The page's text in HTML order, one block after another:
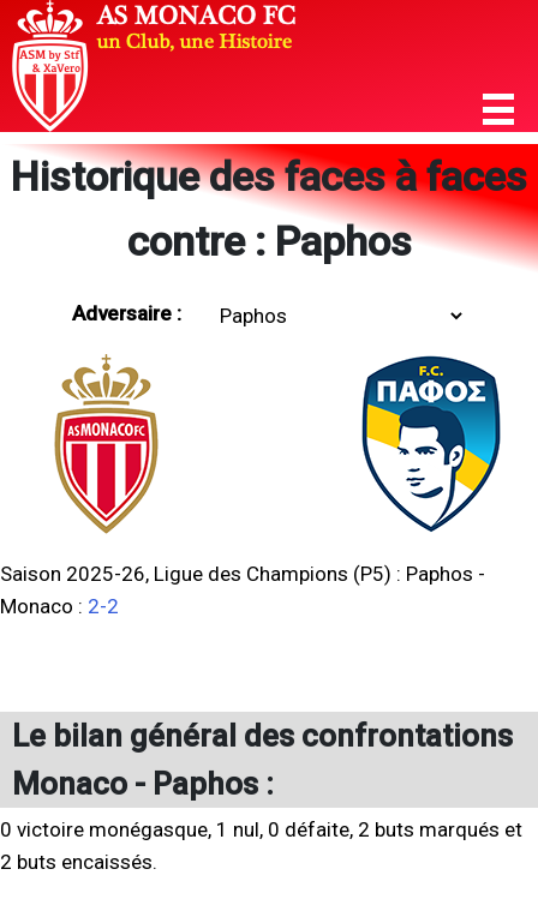
Historique des faces à faces
contre : Paphos
Adversaire :
Saison 2025-26, Ligue des Champions (P5) : Paphos -
Monaco : 2-2
Le bilan général des confrontations
Monaco - Paphos :
0 victoire monégasque, 1 nul, 0 défaite, 2 buts marqués et
2 buts encaissés.